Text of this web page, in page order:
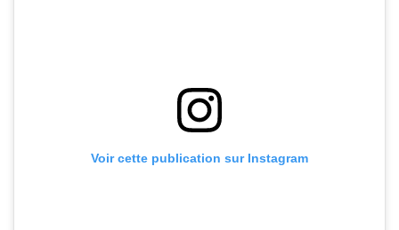
Voir cette publication sur Instagram